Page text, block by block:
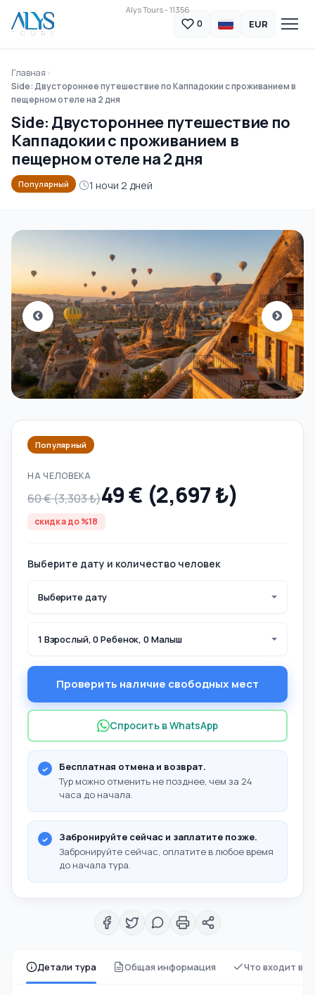
Alys Tours - 11356
0 EUR
Главная
Side: Двустороннее путешествие по Каппадокии с проживанием в
пещерном отеле на 2 дня
Side: Двустороннее путешествие по
Каппадокии с проживанием в
пещерном отеле на 2 дня
Популярный 1 ночи 2 дней
Детали тура Общая информация Что входит в
Популярный
НА ЧЕЛОВЕКА
60 € (3,303 ₺)49 € (2,697 ₺)
скидка до %18
Выберите дату и количество человек
Выберите дату
1 Взрослый, 0 Ребенок, 0 Малыш
Проверить наличие свободных мест
Спросить в WhatsApp
Бесплатная отмена и возврат.
Тур можно отменить не позднее, чем за 24
часа до начала.
Забронируйте сейчас и заплатите позже.
Забронируйте сейчас, оплатите в любое время
до начала тура.